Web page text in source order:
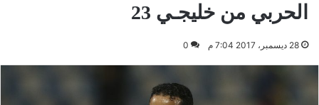
الحربي من خليجـي 23
28 ديسمبر، 2017 7:04 م 0